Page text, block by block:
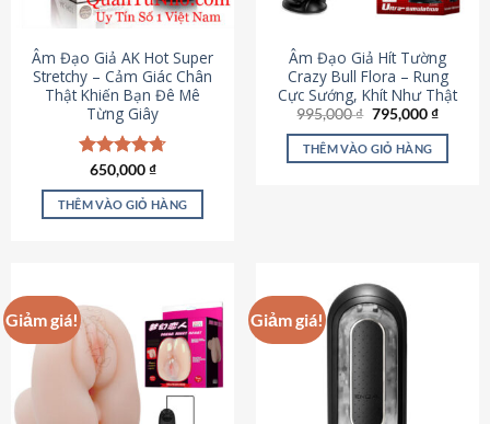
Âm Đạo Giả AK Hot Super
Stretchy – Cảm Giác Chân
Thật Khiến Bạn Đê Mê
Từng Giây
Được xếp
hạng4.75
5 sao
650,000₫
THÊM VÀO GIỎ HÀNG
Âm Đạo Giả Hít Tường
Crazy Bull Flora – Rung
Cực Sướng, Khít Như Thật
995,000₫ Giá
là:
995,000 ₫.
795,000₫Giá
tại
THÊM VÀO GIỎ HÀNG
Giảm giá! Giảm giá!